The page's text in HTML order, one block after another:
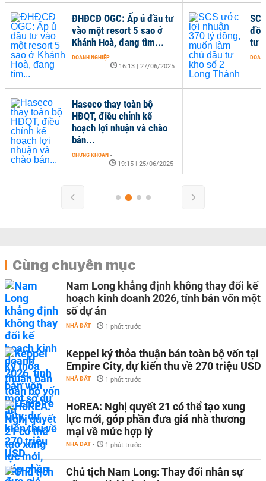
ĐHĐCĐ OGC: Ấp ủ đầu tư
vào một resort 5 sao ở
Khánh Hoà, đang tìm...
DOANH NGHIỆP -
16:13 | 27/06/2025
tư
Haseco thay toàn bộ
HĐQT, điều chỉnh kế
hoạch lợi nhuận và chào
bán...
CHỨNG KHOÁN -
19:15 | 25/06/2025
Cùng chuyên mục
Nam Long khẳng định không thay đổi kế
hoạch kinh doanh 2026, tính bán vốn một
số dự án
NHÀ ĐẤT - 1 phút trước
Keppel ký thỏa thuận bán toàn bộ vốn tại
Empire City, dự kiến thu về 270 triệu USD
NHÀ ĐẤT - 1 phút trước
HoREA: Nghị quyết 21 có thể tạo xung
lực mới, góp phần đưa giá nhà thương
mại về mức hợp lý
NHÀ ĐẤT - 1 phút trước
Chủ tịch Nam Long: Thay đổi nhân sự